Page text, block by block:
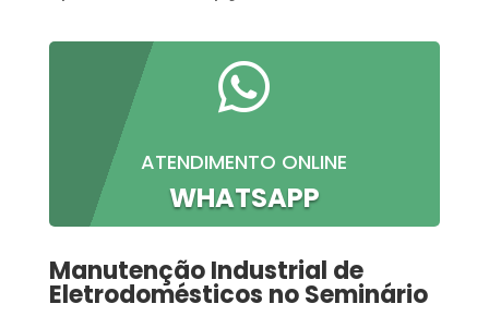

ATENDIMENTO ONLINE
WHATSAPP
Manutenção Industrial de
Eletrodomésticos no Seminário